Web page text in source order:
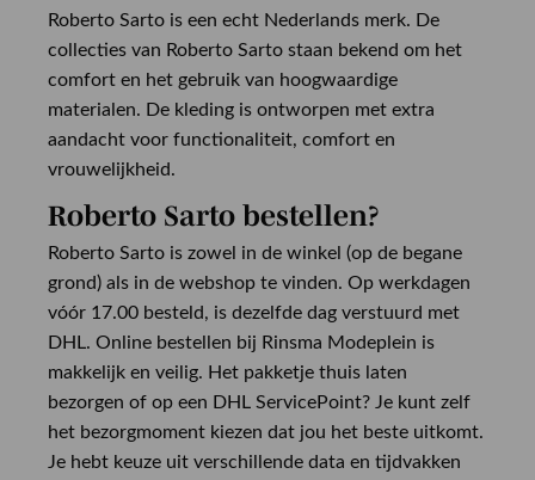
Roberto Sarto is een echt Nederlands merk. De
collecties van Roberto Sarto staan bekend om het
comfort en het gebruik van hoogwaardige
materialen. De kleding is ontworpen met extra
aandacht voor functionaliteit, comfort en
vrouwelijkheid.
Roberto Sarto bestellen?
Roberto Sarto is zowel in de winkel (op de begane
grond) als in de webshop te vinden. Op werkdagen
vóór 17.00 besteld, is dezelfde dag verstuurd met
DHL. Online bestellen bij Rinsma Modeplein is
makkelijk en veilig. Het pakketje thuis laten
bezorgen of op een DHL ServicePoint? Je kunt zelf
het bezorgmoment kiezen dat jou het beste uitkomt.
Je hebt keuze uit verschillende data en tijdvakken